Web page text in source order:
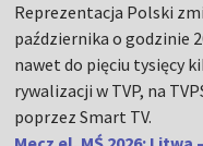
Reprezentacja Polski
października o godzinie
nawet do pięciu tysięcy
rywalizacji w TVP, na
poprzez Smart TV.